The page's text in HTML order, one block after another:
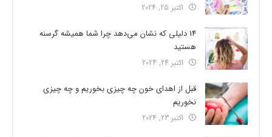
اکتبر 25, 2024
14 دلیلی که نشان می‌دهد چرا شما همیشه گرسنه
هستید
اکتبر 24, 2024
قبل از اهدای خون چه چیزی بخوریم و چه چیزی
نخوریم
اکتبر 23, 2024